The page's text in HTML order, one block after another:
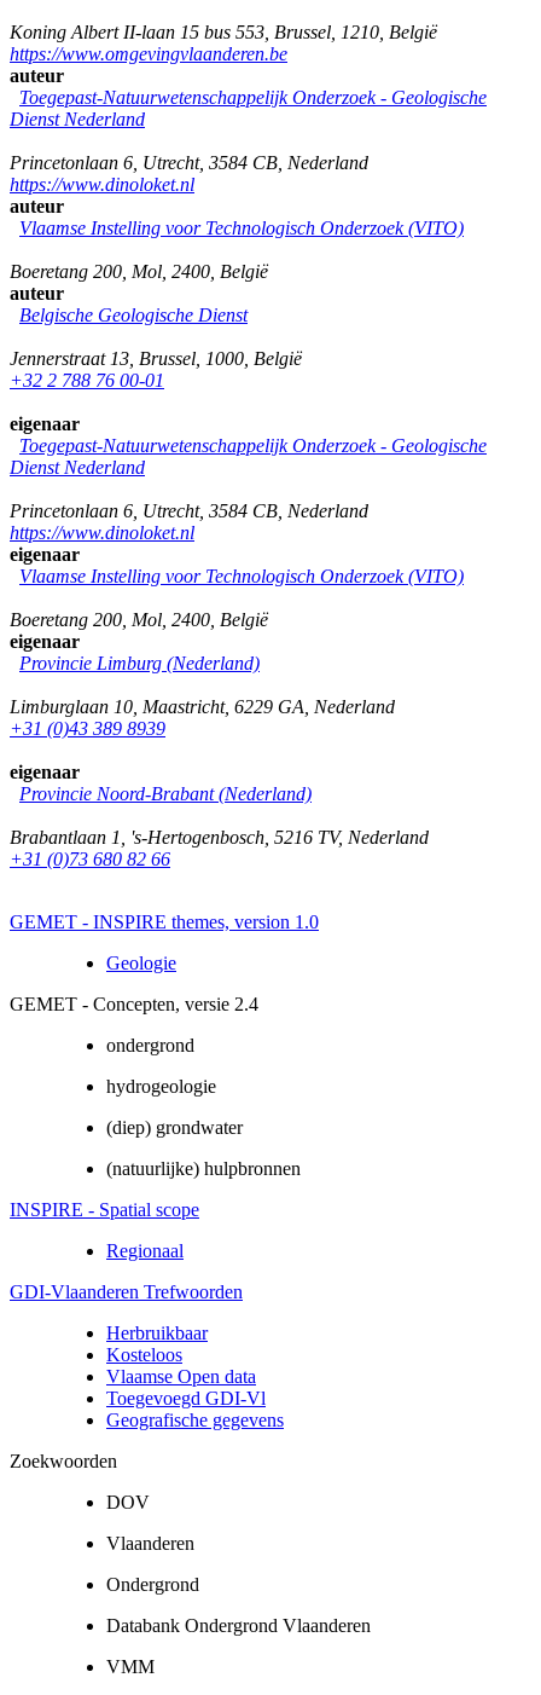
Koning Albert II-laan 15 bus 553 Brussel 1210 België
https://www.omgevingvlaanderen.be
auteur
Toegepast-Natuurwetenschappelijk Onderzoek - Geologische
Dienst Nederland
Princetonlaan 6 Utrecht, 3584 CB Nederland
https://www.dinoloket.nl
auteur
Vlaamse Instelling voor Technologisch Onderzoek (VITO)
Boeretang 200 Mol 2400 België
auteur
Belgische Geologische Dienst
Jennerstraat 13 Brussel 1000 België
+32 2 788 76 00-01
eigenaar
Toegepast-Natuurwetenschappelijk Onderzoek - Geologische
Dienst Nederland
Princetonlaan 6 Utrecht, 3584 CB Nederland
https://www.dinoloket.nl
eigenaar
Vlaamse Instelling voor Technologisch Onderzoek (VITO)
Boeretang 200 Mol 2400 België
eigenaar
Provincie Limburg (Nederland)
Limburglaan 10 Maastricht, 6229 GA Nederland
+31 (0)43 389 8939
eigenaar
Provincie Noord-Brabant (Nederland)
Brabantlaan 1 's-Hertogenbosch 5216 TV, Nederland
+31 (0)73 680 82 66
GEMET - INSPIRE themes, version 1.0
Geologie
GEMET - Concepten, versie 2.4
ondergrond
hydrogeologie
(diep) grondwater
(natuurlijke) hulpbronnen
INSPIRE - Spatial scope
Regionaal
GDI-Vlaanderen Trefwoorden
Herbruikbaar
Kosteloos
Vlaamse Open data
Toegevoegd GDI-Vl
Geografische gegevens
Zoekwoorden
DOV
Vlaanderen
Ondergrond
Databank Ondergrond Vlaanderen
VMM